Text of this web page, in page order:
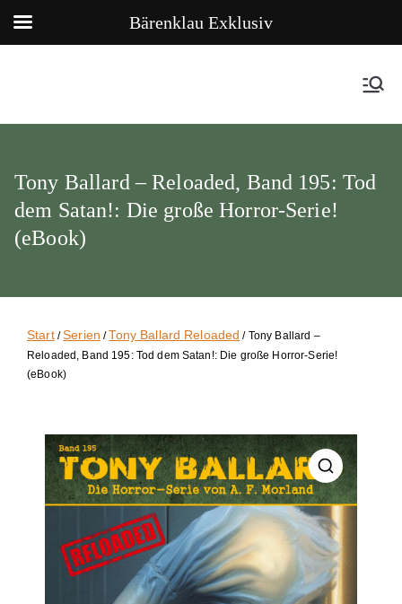
Tony Ballard – Reloaded, Band 195: Tod
dem Satan!: Die große Horror-Serie!
(eBook)
Start/Serien /Tony Ballard Reloaded / Tony Ballard –
Reloaded, Band 195: Tod dem Satan!: Die große Horror-Serie!
(eBook)
Bärenklau Exklusiv